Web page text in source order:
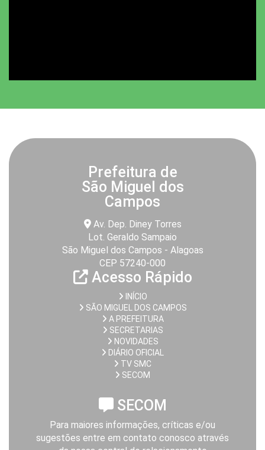
Prefeitura de
São Miguel dos
Campos
Av. Dep. Diney Torres
Lot. Geraldo Sampaio
São Miguel dos Campos - Alagoas
CEP 57240-000
Acesso Rápido
INÍCIO
SÃO MIGUEL DOS CAMPOS
A PREFEITURA
SECRETARIAS
NOVIDADES
DIÁRIO OFICIAL
TV SMC
SECOM
SECOM
Para maiores informações, críticas e/ou
sugestões entre em contato conosco através